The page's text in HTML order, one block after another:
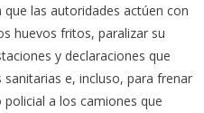
las autoridades actúen con
huevos fritos, paralizar su
y declaraciones que
e, incluso, para frenar
a los camiones que